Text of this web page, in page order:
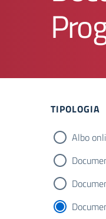
Filtri
TIPOLOGIA
Albo